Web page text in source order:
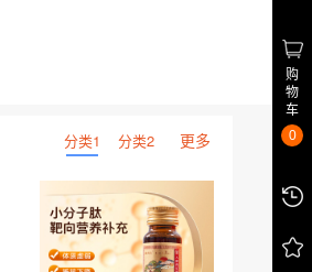
分类1 分类2 更多
购
物
车
0